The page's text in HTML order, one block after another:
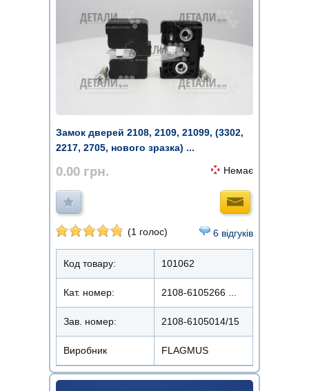
Замок дверей 2108, 2109, 21099, (3302,
2217, 2705, нового зразка) ...
0.00 грн. Немає
(1 голос) 6 відгуків
Код товару: 101062
Кат. номер: 2108-6105266 ...
Зав. номер: 2108-6105014/15
Виробник FLAGMUS